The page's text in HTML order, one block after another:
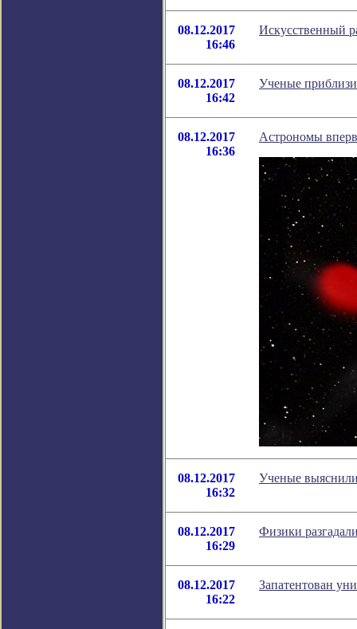
08.12.2017
16:46
Искусственный
08.12.2017
16:42
Ученые
08.12.2017
16:36
Астрономы
08.12.2017
16:32
Ученые
08.12.2017
16:29
Физики
08.12.2017
16:22
Запатентован